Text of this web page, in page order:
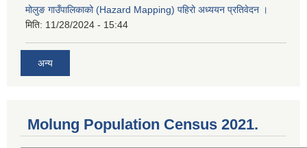
मोलुङ गाउँपालिकाको (Hazard Mapping) पहिरो अध्ययन प्रतिवेदन ।
मिति: 11/28/2024 - 15:44
अन्य
Molung Population Census 2021.